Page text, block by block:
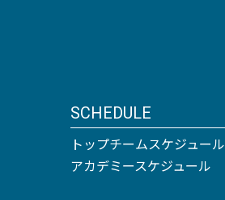
SCHEDULE
トップチームスケジュール
アカデミースケジュール